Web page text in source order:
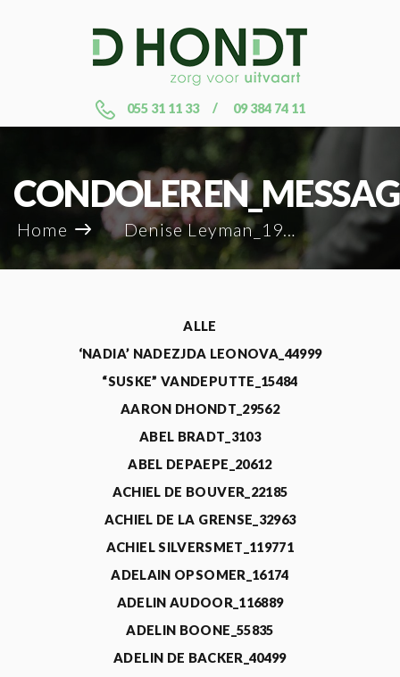
055 31 11 33 09 384 74 11
Home Denise Leyman_19164
ALLE
‘NADIA’ NADEZJDA LEONOVA_44999
“SUSKE” VANDEPUTTE_15484
AARON DHONDT_29562
ABEL BRADT_3103
ABEL DEPAEPE_20612
ACHIEL DE BOUVER_22185
ACHIEL DE LA GRENSE_32963
ACHIEL SILVERSMET_119771
ADELAIN OPSOMER_16174
ADELIN AUDOOR_116889
ADELIN BOONE_55835
ADELIN DE BACKER_40499